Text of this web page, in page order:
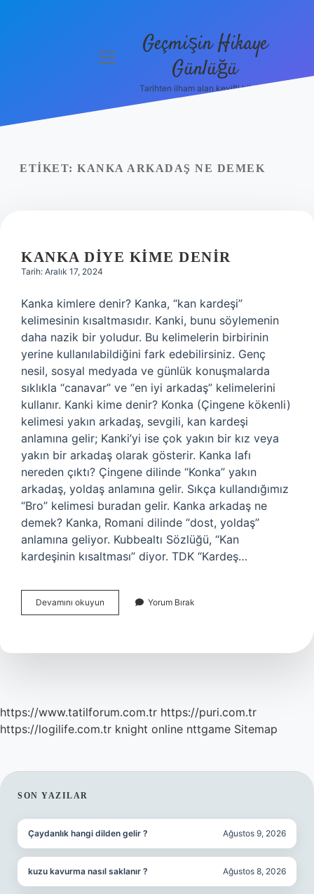
menüyü
Geçmişin Hikaye
Günlüğü
Tarihten ilham alan keyifli bilgiler!
ETIKET: KANKA ARKADAŞ NE DEMEK
KANKA DIYE KIME DENIR
Tarih: Aralık 17, 2024
Kanka kimlere denir? Kanka, “kan kardeşi”
kelimesinin kısaltmasıdır. Kanki, bunu söylemenin
daha nazik bir yoludur. Bu kelimelerin birbirinin
yerine kullanılabildiğini fark edebilirsiniz. Genç
nesil, sosyal medyada ve günlük konuşmalarda
sıklıkla “canavar” ve “en iyi arkadaş” kelimelerini
kullanır. Kanki kime denir? Konka (Çingene kökenli)
kelimesi yakın arkadaş, sevgili, kan kardeşi
anlamına gelir; Kanki’yi ise çok yakın bir kız veya
yakın bir arkadaş olarak gösterir. Kanka lafı
nereden çıktı? Çingene dilinde “Konka” yakın
arkadaş, yoldaş anlamına gelir. Sıkça kullandığımız
“Bro” kelimesi buradan gelir. Kanka arkadaş ne
demek? Kanka, Romani dilinde “dost, yoldaş”
anlamına geliyor. Kubbealtı Sözlüğü, “Kan
kardeşinin kısaltması” diyor. TDK “Kardeş…
Devamını okuyun
Diye
Yorum Bırak
https://www.tatilforum.com.tr https://puri.com.tr
https://logilife.com.tr knight online nttgame Sitemap
SIDEBAR
SON YAZILAR
Çaydanlık hangi dilden gelir ? Ağustos 9, 2026
kuzu kavurma nasıl saklanır ? Ağustos 8, 2026